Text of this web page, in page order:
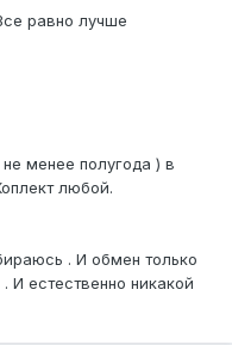
равно лучше
менее полугода ) в
любой.
. И обмен только
И естественно никакой